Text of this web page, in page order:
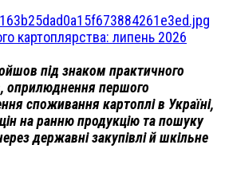
картоплярства: липень 2026
під знаком практичного
оприлюднення першого
споживання картоплі в Україні,
на ранню продукцію та пошуку
державні закупівлі й шкільне